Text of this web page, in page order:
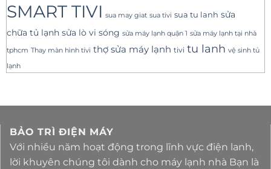
SMART TIVI sua may giat sua tivi sua tu lanh sửa
chữa tủ lạnh sửa lò vi sóng sửa máy lạnh quận 1 sửa máy lạnh tại nhà
tphcm Thay màn hình tivi thợ sửa máy lạnh tivi tu lanh vệ sinh tủ
lạnh
BẢO TRÌ ĐIỆN MÁY
Với nhiều năm hoạt động trong lĩnh vực điện lanh,
lời khuyên chúng tôi dành cho máy lạnh nhà Bạn là